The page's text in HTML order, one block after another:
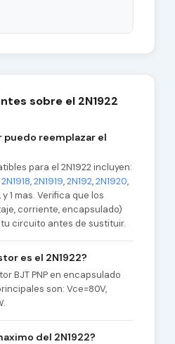
sobre el 2N1922
reemplazar el
para el 2N1922 incluyen:
2N1918,2N1919,2N192,2N1920,
, y 1 mas. Verifica que los
corriente, encapsulado)
circuito antes de sustituir.
es el 2N1922?
BJT PNP en encapsulado
son: Vce=80V,
del 2N1922?